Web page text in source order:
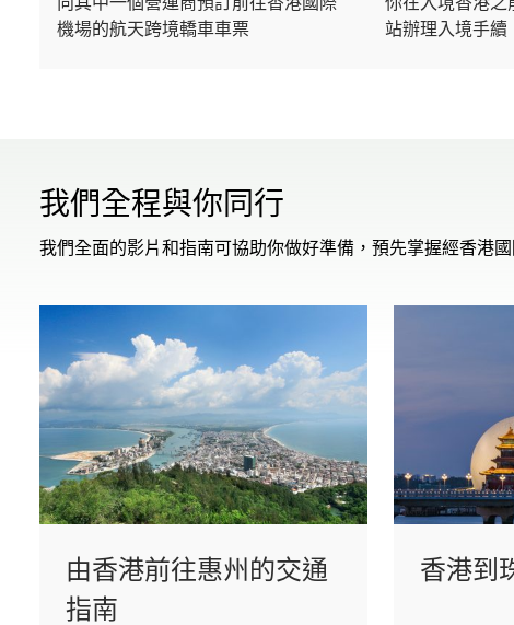
機場的航天跨境轎車車票
站辦理入境手續
我們全程與你同行
我們全面的影片和指南可協助你做好準備，預先掌握經香港
由香港前往惠州的交通
指南
香港到